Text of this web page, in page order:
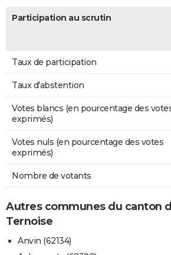
Participation au scrutin
Taux de participation
Taux d'abstention
Votes blancs (en pourcentage des
exprimés)
Votes nuls (en pourcentage des votes
exprimés)
Nombre de votants
Autres communes du canton
Ternoise
Anvin (62134)